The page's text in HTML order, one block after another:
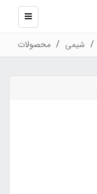
نمایش
شیمی محصولات